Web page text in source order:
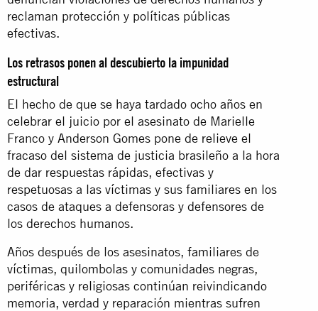
reclaman protección y políticas públicas
efectivas.
Los retrasos ponen al descubierto la impunidad
estructural
El hecho de que se haya tardado ocho años en
celebrar el juicio por el asesinato de Marielle
Franco y Anderson Gomes pone de relieve el
fracaso del sistema de justicia brasileño a la hora
de dar respuestas rápidas, efectivas y
respetuosas a las víctimas y sus familiares en los
casos de ataques a defensoras y defensores de
los derechos humanos.
Años después de los asesinatos, familiares de
víctimas, quilombolas y comunidades negras,
periféricas y religiosas continúan reivindicando
memoria, verdad y reparación mientras sufren